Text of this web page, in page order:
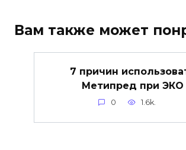
Вам также может
7 причин
Метипред при ЭКО
0 1.6k.